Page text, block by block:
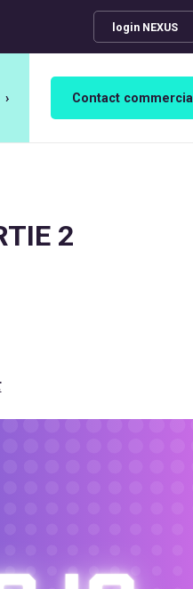
login NEXUS
Contact commercial
2